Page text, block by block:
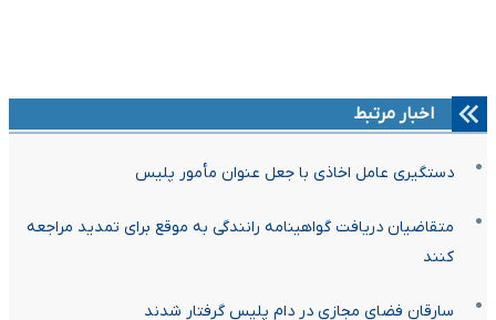
اخبار مرتبط
دستگیری عامل اخاذی با جعل عنوان مأمور پلیس
متقاضیان دریافت گواهینامه رانندگی به موقع برای تمدید مراجعه
کنند
سارقان فضای مجازی در دام پلیس گرفتار شدند